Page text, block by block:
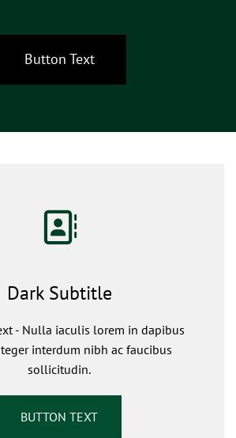
Button Text
Dark Subtitle
- Nulla iaculis lorem in dapibus
interdum nibh ac faucibus
sollicitudin.
BUTTON TEXT